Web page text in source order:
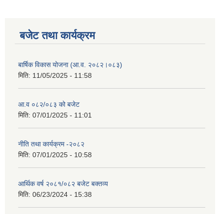
बजेट तथा कार्यक्रम
बार्षिक विकास योजना (आ.व. २०८२।०८३)
मिति: 11/05/2025 - 11:58
आ.व ०८२/०८३ को बजेट
मिति: 07/01/2025 - 11:01
नीति तथा कार्यक्रम -२०८२
मिति: 07/01/2025 - 10:58
आर्थिक वर्ष २०८१/०८२ बजेट बक्तव्य
मिति: 06/23/2024 - 15:38